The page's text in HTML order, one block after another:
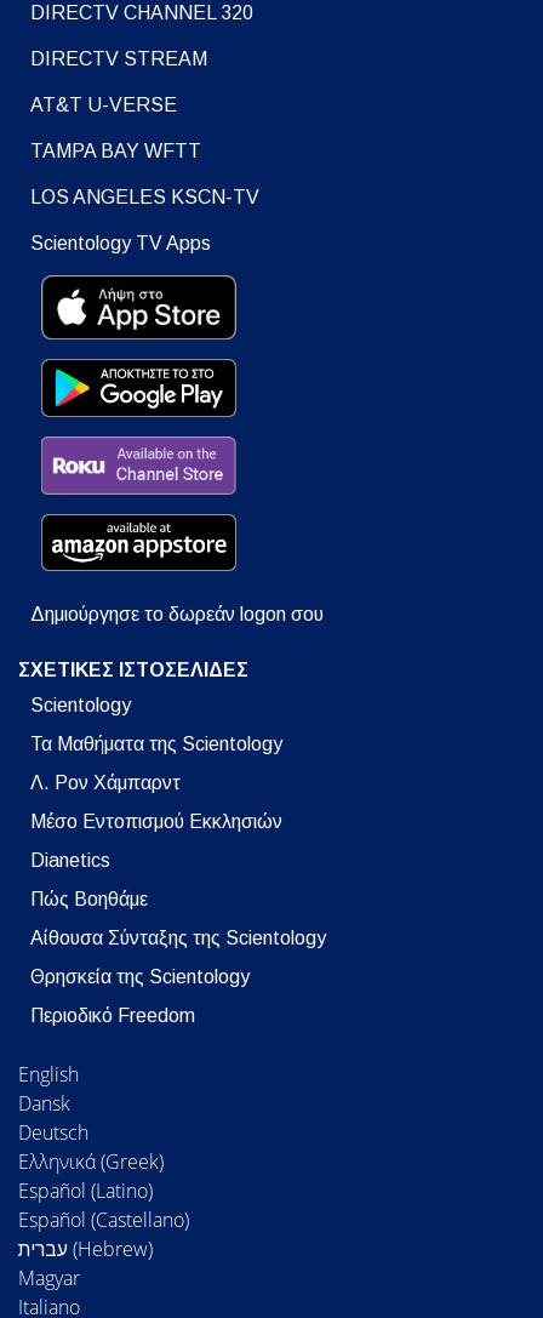
DIRECTV CHANNEL 320
DIRECTV STREAM
AT&T U-VERSE
TAMPA BAY WFTT
LOS ANGELES KSCN-TV
Scientology TV Apps
Δημιούργησε το δωρεάν logon σου
ΣΧΕΤΙΚΕΣ ΙΣΤΟΣΕΛΙΔΕΣ
Scientology
Τα Μαθήματα της Scientology
Λ. Ρον Χάμπαρντ
Μέσο Εντοπισμού Εκκλησιών
Dianetics
Πώς Βοηθάμε
Αίθουσα Σύνταξης της Scientology
Θρησκεία της Scientology
Περιοδικό Freedom
English
Dansk
Deutsch
Ελληνικά (Greek)
Español (Latino)
Español (Castellano)
Magyar
Italiano